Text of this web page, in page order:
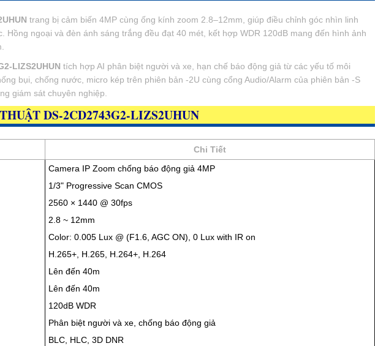
trang bị cảm biến 4MP cùng ống kính zoom 2.8–12mm, giúp điều chỉnh góc nhìn linh
Hồng ngoại và đèn ánh sáng trắng đều đạt 40 mét, kết hợp WDR 120dB mang đến hình ảnh
LIZS2UHUN tích hợp AI phân biệt người và xe, hạn chế báo động giả từ các yếu tố môi
bụi, chống nước, micro kép trên phiên bản -2U cùng cổng Audio/Alarm của phiên bản -S
giám sát chuyên nghiệp.
DS-2CD2743G2-LIZS2UHUN
Chi Tiết
Camera IP Zoom chống báo động giả 4MP
1/3" Progressive Scan CMOS
2560 × 1440 @ 30fps
2.8 ~ 12mm
Color: 0.005 Lux @ (F1.6, AGC ON), 0 Lux with IR on
H.265+, H.265, H.264+, H.264
Lên đến 40m
Lên đến 40m
120dB WDR
Phân biệt người và xe, chống báo động giả
BLC, HLC, 3D DNR